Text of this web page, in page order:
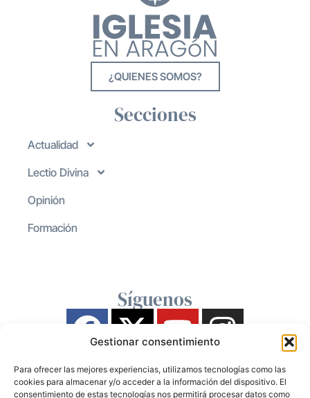
Gestionar consentimiento
Para ofrecer las mejores experiencias, utilizamos tecnologías como las
cookies para almacenar y/o acceder a la información del dispositivo. El
consentimiento de estas tecnologías nos permitirá procesar datos como
¿QUIENES SOMOS?
Secciones
Actualidad
Lectio Divina
Opinión
Formación
Síguenos